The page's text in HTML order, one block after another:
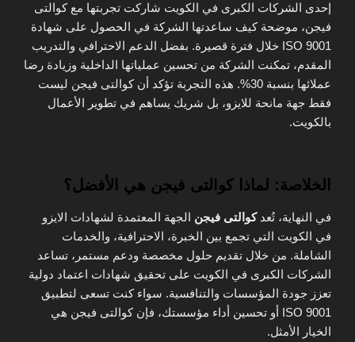
إحدى الشركات الكبرى في الكويت شاركت تجربتها مع كوالتى
فيجن، موضحة كيف ساعدتها الشركة في الحصول على شهادة
ISO 9001 خلال فترة قصيرة. بفضل الدعم الاحترافي والتدريب
المقدم، تمكنت الشركة من تحسين عملياتها الداخلية وزيادة رضا
عملائها بنسبة 30%. هذه التجربة تؤكد أن كوالتى فيجن ليست
فقط جهة مانحة للايزو، بل شريك يساهم في تطوير الأعمال
بالكويت.
الخلاصة: لماذا كوالتى فيجن هي الأفضل؟
في النهاية، تُعدكوالتى فيجن الجهة المعتمدة لشهادات الايزو
في الكويت التي تجمع بين الخبرة، الاحترافية، والخدمات
الشاملة. من خلال تقديم حلول مخصصة ودعم مستمر، تساعد
الشركات الكبرى في الكويت على تحقيق شهادات اعتماد دولية
تعزز جودة المؤسسات والتنافسية. سواء كنت تسعى لتطبيق
ISO 9001 أو تحسين أداء مؤسستك، فإن كوالتى فيجن هي
الخيار الأمثل.